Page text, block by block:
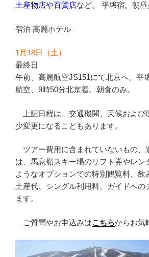
土産物店や百貨店など。 平壌宿。朝昼
宿泊 高麗ホテル
1月18日（土）
最終日
午前、高麗航空JS151にて北京へ。平
航空、9時50分北京着。朝食のみ。
上記日程は、交通機関、天候および
少変更になることもあります。
ツアー費用に含まれていないもの、
は、馬息嶺スキー場のリフト券やレン
ようなオプションでの特別観覧料、飲
土産代、シングル利用料、ガイドへの
ます。
ご質問やお申込みはこちらからお気